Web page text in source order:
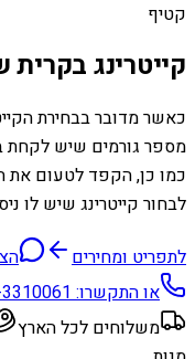
קטיף
קייטרינג
כאשר מדובר בבחירת
מספר גורמים שיש לקחת
כמו כן, הקפד לטעום את
לבחור קייטרינג שיש לו
לתפריט ומחירים
או התקשרו:
משלוחים לכל הארץ